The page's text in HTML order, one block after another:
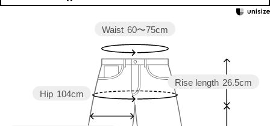
Rise length 26.5cm
Hip 104cm
Waist 60〜75cm